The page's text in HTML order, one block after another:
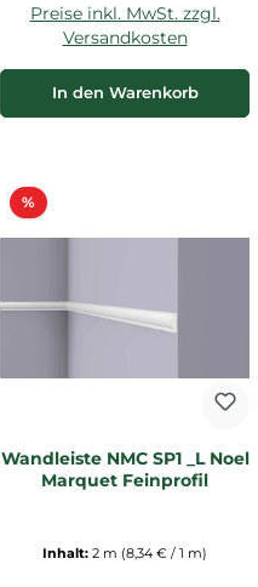
Preise inkl. MwSt. zzgl.
Versandkosten
In den Warenkorb
%Rabatt
Wandleiste NMC SP1 _L Noel
Marquet Feinprofil
Inhalt: 2 m (8,34 € / 1 m)